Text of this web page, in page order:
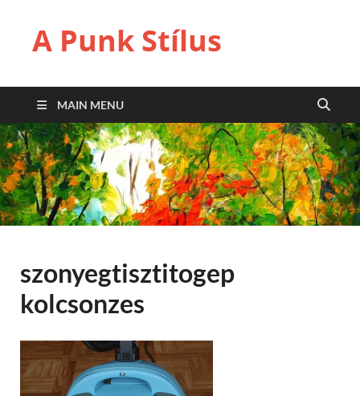
A Punk Stílus
MAIN MENU
szonyegtisztitogep
kolcsonzes